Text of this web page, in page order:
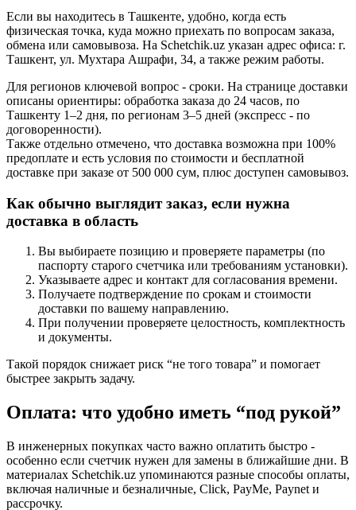
Если вы находитесь в Ташкенте, удобно, когда есть
физическая точка, куда можно приехать по вопросам заказа,
обмена или самовывоза. На Schetchik.uz указан адрес офиса: г.
Ташкент, ул. Мухтара Ашрафи, 34, а также режим работы.
Для регионов ключевой вопрос - сроки. На странице доставки
описаны ориентиры: обработка заказа до 24 часов, по
Ташкенту 1–2 дня, по регионам 3–5 дней (экспресс - по
договоренности).
Также отдельно отмечено, что доставка возможна при 100%
предоплате и есть условия по стоимости и бесплатной
доставке при заказе от 500 000 сум, плюс доступен самовывоз.
Как обычно выглядит заказ, если нужна
доставка в область
Вы выбираете позицию и проверяете параметры (по
паспорту старого счетчика или требованиям установки).
Указываете адрес и контакт для согласования времени.
Получаете подтверждение по срокам и стоимости
доставки по вашему направлению.
При получении проверяете целостность, комплектность
и документы.
Такой порядок снижает риск “не того товара” и помогает
быстрее закрыть задачу.
Оплата: что удобно иметь “под рукой”
В инженерных покупках часто важно оплатить быстро -
особенно если счетчик нужен для замены в ближайшие дни. В
материалах Schetchik.uz упоминаются разные способы оплаты,
включая наличные и безналичные, Click, PayMe, Paynet и
рассрочку.